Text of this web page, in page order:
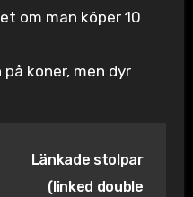
om man köper 10
koner, men dyr
Länkade stolpar
(linked double